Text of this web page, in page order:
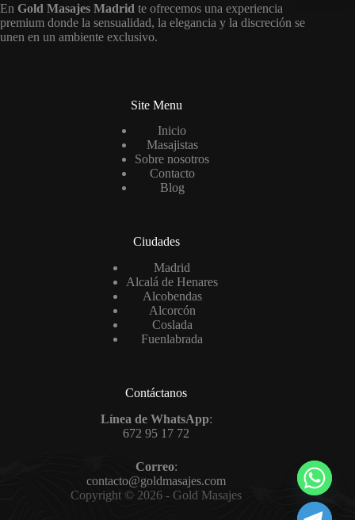
En Gold Masajes Madrid te ofrecemos una experiencia
premium donde la sensualidad, la elegancia y la discreción se
unen en un ambiente exclusivo.
Site Menu
Inicio
Masajistas
Sobre nosotros
Contacto
Blog
Ciudades
Madrid
Alcalá de Henares
Alcobendas
Alcorcón
Coslada
Fuenlabrada
Contáctanos
Línea de WhatsApp:
672 95 17 72
Correo:
contacto@goldmasajes.com
Copyright © 2026 - Gold Masajes